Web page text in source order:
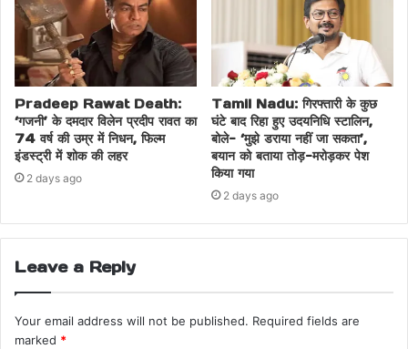
Pradeep Rawat Death:
‘गजनी’ के दमदार विलेन प्रदीप रावत का
74 वर्ष की उम्र में निधन, फिल्म
इंडस्ट्री में शोक की लहर
2 days ago
Tamil Nadu: गिरफ्तारी के कुछ
घंटे बाद रिहा हुए उदयनिधि स्टालिन,
बोले- ‘मुझे डराया नहीं जा सकता’,
बयान को बताया तोड़-मरोड़कर पेश
किया गया
2 days ago
Leave a Reply
Your email address will not be published. Required fields are
marked *